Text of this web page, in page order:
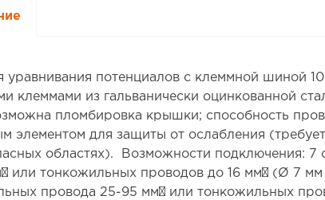
уравнивания потенциалов с клеммной шиной
клеммами из гальванически оцинкованной
пломбировка крышки; способность
элементом для защиты от ослабления
областях). Возможности подключения:
или тонкожильных проводов до 16 мм² (Ø 7
провода 25-95 мм² или тонкожильных